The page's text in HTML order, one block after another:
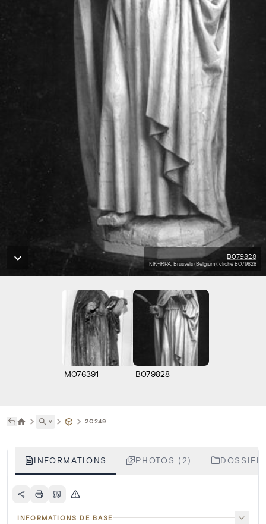
B079828
KIK-IRPA, Brussels (Belgium), cliché B079828
M076391 B079828
˅ 20249
INFORMATIONS PHOTOS (2)
INFORMATIONS DE BASE